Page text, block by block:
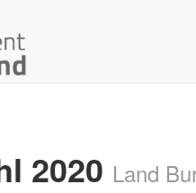
2020 Land